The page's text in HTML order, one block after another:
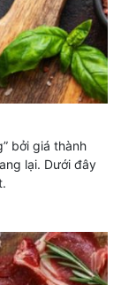
bởi giá thành
lại. Dưới đây